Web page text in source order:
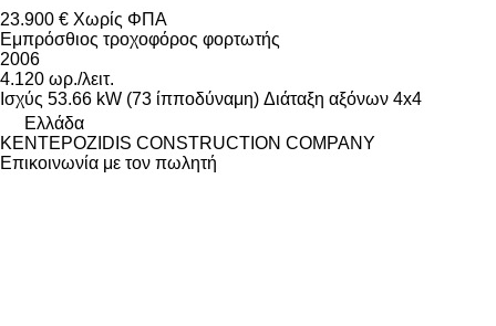
23.900 € Χωρίς ΦΠΑ
Εμπρόσθιος τροχοφόρος φορτωτής
2006
4.120 ωρ./λειτ.
Ισχύς 53.66 kW (73 ίπποδύναμη) Διάταξη αξόνων 4x4
Ελλάδα
KENTEPOZIDIS CONSTRUCTION COMPANY
Επικοινωνία με τον πωλητή